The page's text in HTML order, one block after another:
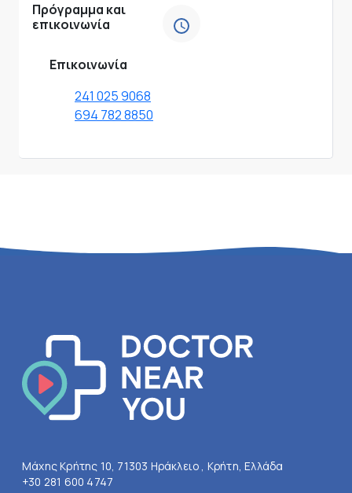
Πρόγραμμα και
επικοινωνία
Επικοινωνία
241 025 9068
694 782 8850
Μάχης Κρήτης 10, 71303 Ηράκλειο , Κρήτη, Ελλάδα
+30 281 600 4747